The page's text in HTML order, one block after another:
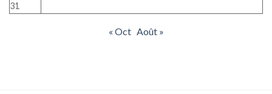
31
« Oct Août »